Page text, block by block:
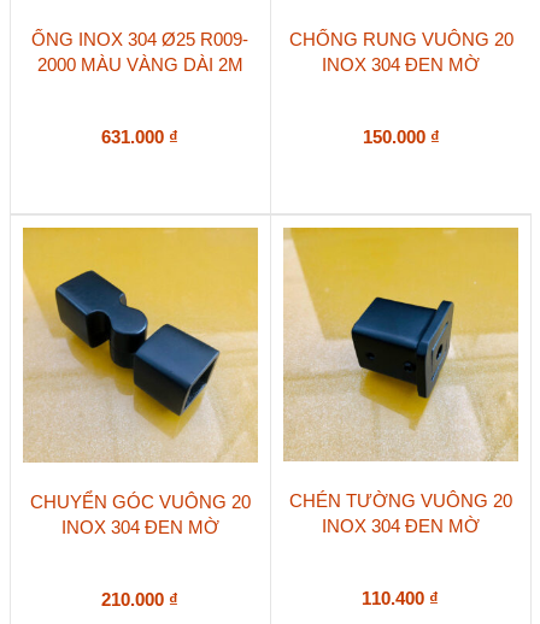
ỐNG INOX 304 Ø25 R009-
2000 MÀU VÀNG DÀI 2M
631.000 ₫
CHỐNG RUNG VUÔNG 20
INOX 304 ĐEN MỜ
150.000 ₫
CHUYỂN GÓC VUÔNG 20
INOX 304 ĐEN MỜ
210.000 ₫
CHÉN TƯỜNG VUÔNG 20
INOX 304 ĐEN MỜ
110.400 ₫